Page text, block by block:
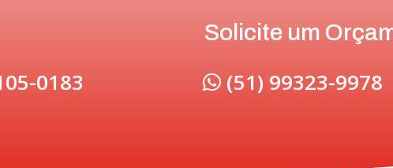
Solicite um
0183 (51) 99323-9978